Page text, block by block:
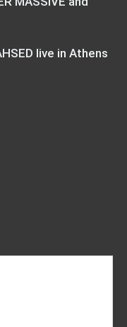
live in Athens